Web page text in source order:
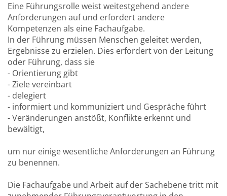
Eine Führungsrolle weist weitestgehend andere
Anforderungen auf und erfordert andere
Kompetenzen als eine Fachaufgabe.
In der Führung müssen Menschen geleitet werden,
Ergebnisse zu erzielen. Dies erfordert von der Leitung
oder Führung, dass sie
- Orientierung gibt
- Ziele vereinbart
- delegiert
- informiert und kommuniziert und Gespräche führt
- Veränderungen anstößt, Konflikte erkennt und
bewältigt,
um nur einige wesentliche Anforderungen an Führung
zu benennen.
Die Fachaufgabe und Arbeit auf der Sachebene tritt mit